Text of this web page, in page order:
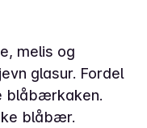
melis og
glasur. Fordel
blåbærkaken.
blåbær.